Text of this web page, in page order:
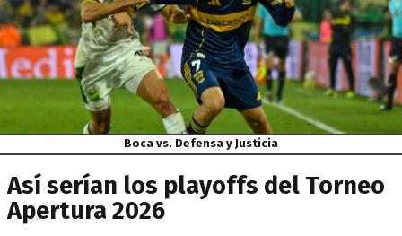
Boca vs. Defensa y Justicia
Así serían los playoffs del Torneo
Apertura 2026